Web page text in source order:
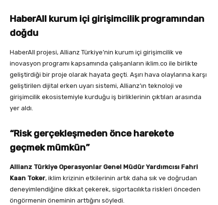
HaberAll kurum içi girişimcilik programından
doğdu
HaberAll projesi, Allianz Türkiye’nin kurum içi girişimcilik ve
inovasyon programı kapsamında çalışanların iklim.co ile birlikte
geliştirdiği bir proje olarak hayata geçti. Aşırı hava olaylarına karşı
geliştirilen dijital erken uyarı sistemi, Allianz’ın teknoloji ve
girişimcilik ekosistemiyle kurduğu iş birliklerinin çıktıları arasında
yer aldı.
“Risk gerçekleşmeden önce harekete
geçmek mümkün”
Allianz Türkiye Operasyonlar Genel Müdür Yardımcısı Fahri
Kaan Toker, iklim krizinin etkilerinin artık daha sık ve doğrudan
deneyimlendiğine dikkat çekerek, sigortacılıkta riskleri önceden
öngörmenin öneminin arttığını söyledi.